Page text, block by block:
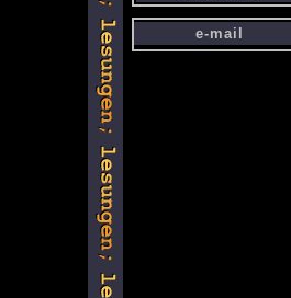
e-mail